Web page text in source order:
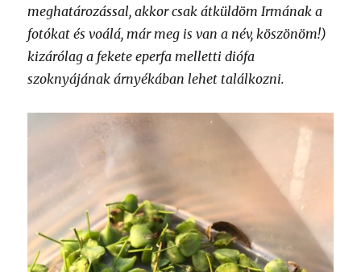
meghatározással, akkor csak átküldöm Irmának a
fotókat és voálá, már meg is van a név, köszönöm!)
kizárólag a fekete eperfa melletti diófa
szoknyájának árnyékában lehet találkozni.